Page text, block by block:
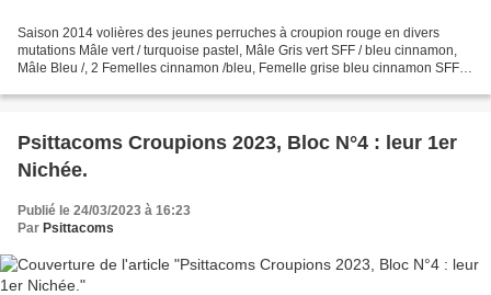
Saison 2014 volières des jeunes perruches à croupion rouge en divers
mutations Mâle vert / turquoise pastel, Mâle Gris vert SFF / bleu cinnamon,
Mâle Bleu /, 2 Femelles cinnamon /bleu, Femelle grise bleu cinnamon SFF,
Psittacoms Croupions 2023, Bloc N°4 : leur 1er
Nichée.
Publié le 24/03/2023 à 16:23
Par Psittacoms